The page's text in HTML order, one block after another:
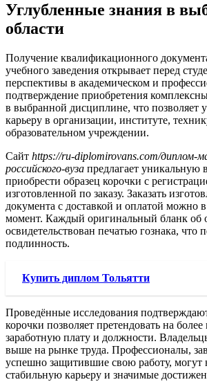
Углубленные знания в
области
Получение квалификационного
учебного заведения открывает перед
перспективы в академическом и
подтверждение приобретения
в выбранной дисциплине, что позволяет
карьеру в организации, институте,
образовательном учреждении.
Сайт https://ru-diplomirovans.com/диплом-
российского-вуза предлагает уникальную
приобрести образец корочки с
изготовленной по заказу. Заказать
документа с доставкой и оплатой можно
момент. Каждый оригинальный бланк об
освидетельствован печатью гознака, что
подлинность.
Купить диплом Тольятти
Проведённые исследования
корочки позволяет претендовать на
заработную плату и должности.
выше на рынке труда. Профессионалы,
успешно защитившие свою работу, могут
стабильную карьеру и значимые